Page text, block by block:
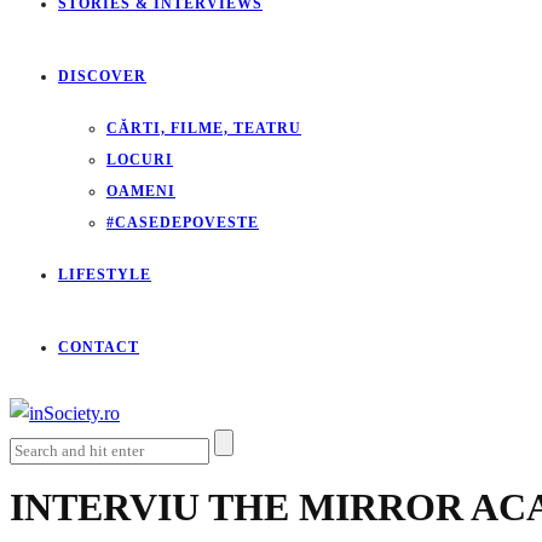
STORIES & INTERVIEWS
DISCOVER
CĂRTI, FILME, TEATRU
LOCURI
OAMENI
#CASEDEPOVESTE
LIFESTYLE
CONTACT
INTERVIU THE MIRROR